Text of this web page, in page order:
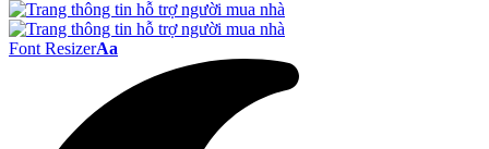
Font ResizerAa